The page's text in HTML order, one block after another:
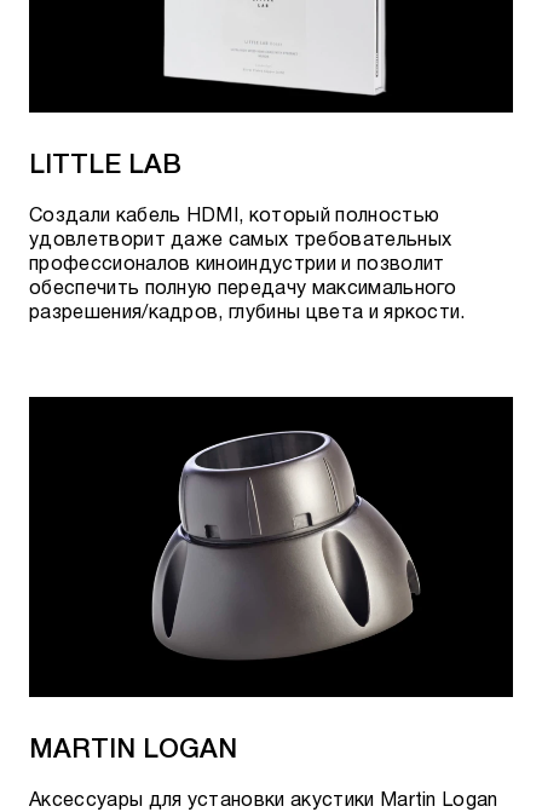
LITTLE LAB
Создали кабель HDMI, который полностью
удовлетворит даже самых требовательных
профессионалов киноиндустрии и позволит
обеспечить полную передачу максимального
разрешения/кадров, глубины цвета и яркости.
MARTIN LOGAN
Аксессуары для установки акустики Martin Logan